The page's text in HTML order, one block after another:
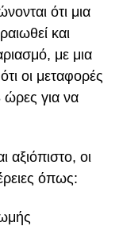
ότι μια
και
με μια
οι μεταφορές
ώρες για να
αξιόπιστο, οι
όπως: